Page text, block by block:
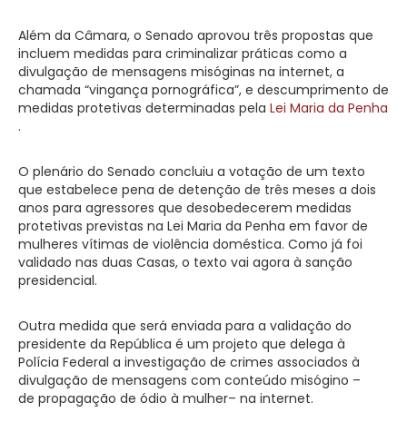
Além da Câmara, o Senado aprovou três propostas que
incluem medidas para criminalizar práticas como a
divulgação de mensagens misóginas na internet, a
chamada “vingança pornográfica”, e descumprimento de
medidas protetivas determinadas pela Lei Maria da Penha
.
O plenário do Senado concluiu a votação de um texto
que estabelece pena de detenção de três meses a dois
anos para agressores que desobedecerem medidas
protetivas previstas na Lei Maria da Penha em favor de
mulheres vítimas de violência doméstica. Como já foi
validado nas duas Casas, o texto vai agora à sanção
presidencial.
Outra medida que será enviada para a validação do
presidente da República é um projeto que delega à
Polícia Federal a investigação de crimes associados à
divulgação de mensagens com conteúdo misógino –
de propagação de ódio à mulher– na internet.